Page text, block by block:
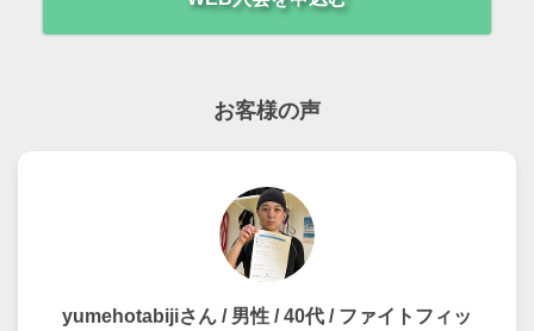
お客様の声
yumehotabijiさん / 男性 / 40代 / ファイトフィッ